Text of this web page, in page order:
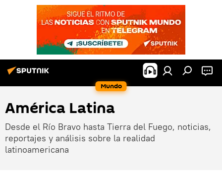
Mundo
América Latina
Desde el Río Bravo hasta Tierra del Fuego, noticias,
reportajes y análisis sobre la realidad
latinoamericana